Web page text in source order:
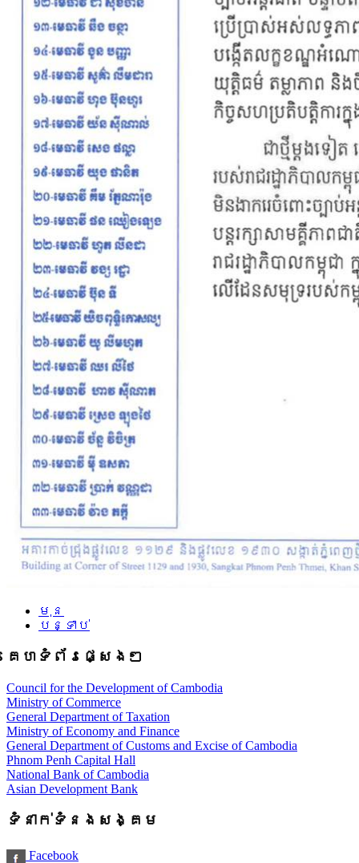
មុន
បន្ទាប់
គេហទំព័រផ្សេងៗ
Council for the Development of Cambodia
Ministry of Commerce
General Department of Taxation
Ministry of Economy and Finance
General Department of Customs and Excise of Cambodia
Phnom Penh Capital Hall
National Bank of Cambodia
Asian Development Bank
ទំនាក់ទំនងសង្គម
Facebook